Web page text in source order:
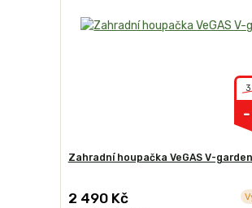
-
Zahradní houpačka VeGAS V-garden
2 490 Kč